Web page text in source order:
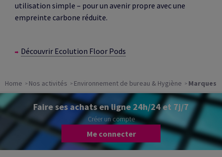
utilisation simple – pour un avenir propre avec une
empreinte carbone réduite.
Découvrir Ecolution Floor Pods
Home Nos activités Environnement de bureau & Hygiène Marques
Faire ses achats en ligne 24h/24 et 7j/7
Créer un compte
Me connecter